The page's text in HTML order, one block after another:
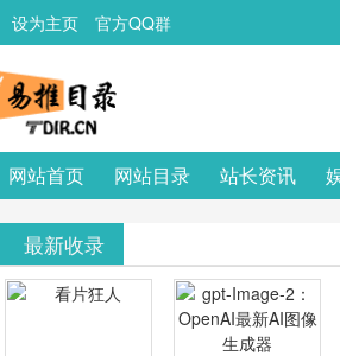
设为主页 官方QQ群
网站首页 网站目录 站长资讯
最新收录